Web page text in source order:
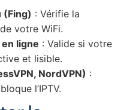
(Fing) : Vérifie la
votre WiFi.
ligne : Valide si votre
et lisible.
NordVPN) :
l’IPTV.